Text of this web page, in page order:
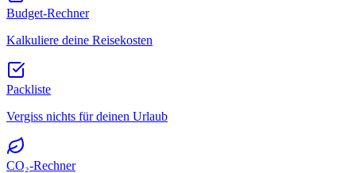
Budget-Rechner
Kalkuliere deine Reisekosten
Packliste
Vergiss nichts für deinen Urlaub
CO₂-Rechner